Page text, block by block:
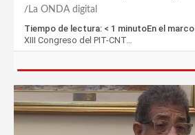
La ONDA digital
Tiempo de lectura: < 1 minutoEn el
XIII Congreso del PIT-CNT…